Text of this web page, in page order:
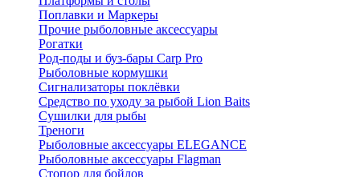
Поплавки и Маркеры
Прочие рыболовные аксессуары
Рогатки
Род-поды и буз-бары Carp Pro
Рыболовные кормушки
Сигнализаторы поклёвки
Средство по уходу за рыбой Lion Baits
Сушилки для рыбы
Треноги
Рыболовные аксессуары ELEGANCE
Рыболовные аксессуары Flagman
Стопор для бойлов